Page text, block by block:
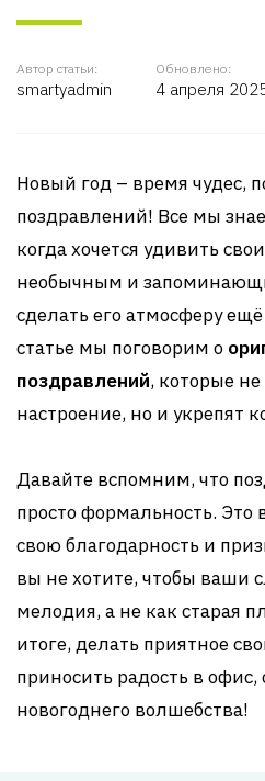
Автор статьи:
smartyadmin
Обновлено:
4 апреля
Новый год – время чудес,
поздравлений! Все мы
когда хочется удивить
необычным и
сделать его атмосферу
статье мы поговорим о
поздравлений, которые
настроение, но и укрепят
Давайте вспомним, что
просто формальность. Это
свою благодарность и
вы не хотите, чтобы ваши
мелодия, а не как старая
итоге, делать приятное
приносить радость в офис,
новогоднего волшебства!